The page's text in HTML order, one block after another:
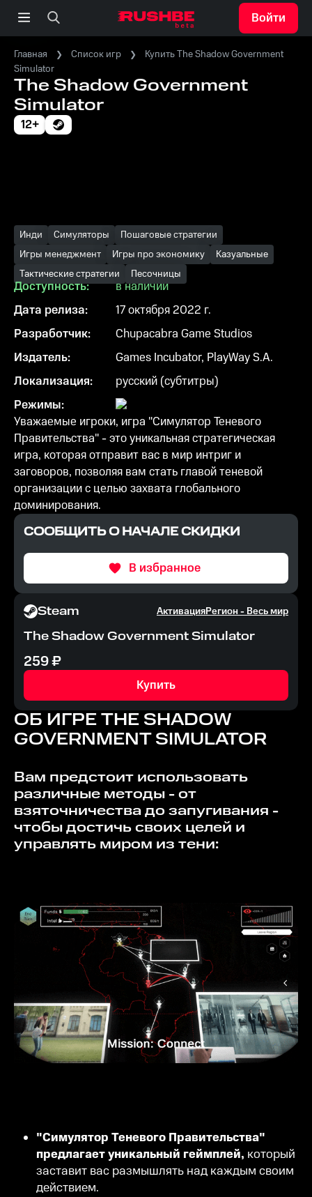
Войти
Главная Список игр
Купить The Shadow Government
Simulator
The Shadow Government
Simulator
12+
Инди Симуляторы
Пошаговые стратегии
Игры менеджмент
Игры про экономику
Казуальные
Тактические стратегии
Песочницы
Доступность:
в наличии
Дата релиза:
17 октября 2022 г.
Разработчик:
Chupacabra Game Studios
Издатель:
Games Incubator, PlayWay S.A.
Локализация:
русский (субтитры)
Режимы:
Уважаемые игроки, игра "Симулятор Теневого
Правительства" - это уникальная стратегическая
игра, которая отправит вас в мир интриг и
заговоров, позволяя вам стать главой теневой
организации с целью захвата глобального
доминирования.
СООБЩИТЬ О НАЧАЛЕ СКИДКИ
В избранное
Steam АктивацияРегион -Весь мир
The Shadow Government Simulator
259₽
Купить
ОБ ИГРЕTHE SHADOW
GOVERNMENT SIMULATOR
Вам предстоит использовать
различные методы - от
взяточничества до запугивания -
чтобы достичь своих целей и
управлять миром из тени:
"Симулятор Теневого Правительства"
предлагает уникальный геймплей, который
заставит вас размышлять над каждым своим
действием.